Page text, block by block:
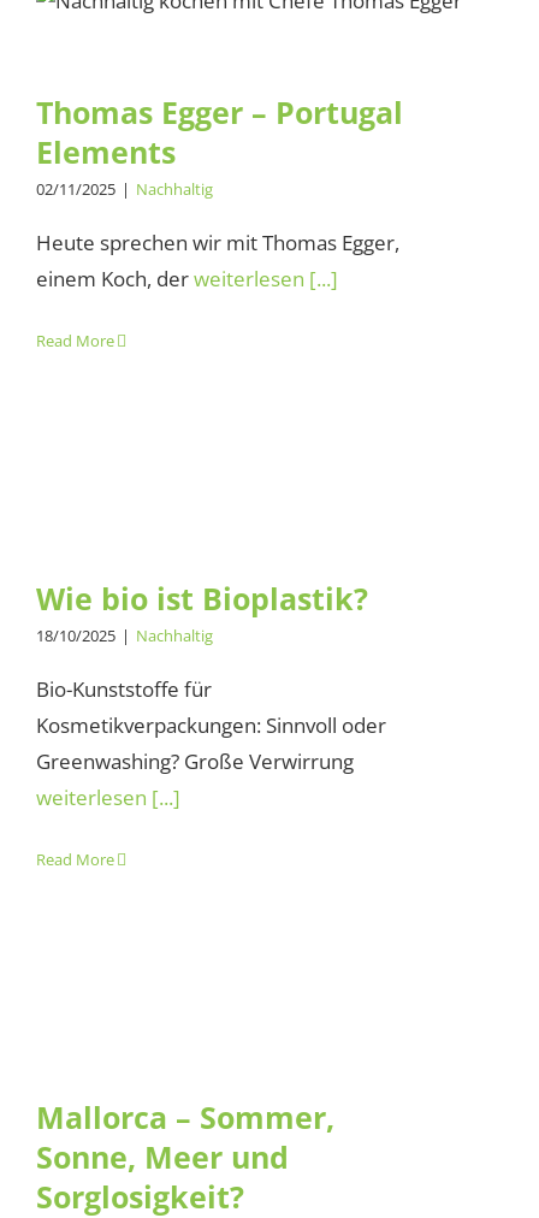
Thomas Egger – Portugal
Elements
02/11/2025 | Nachhaltig
Heute sprechen wir mit Thomas Egger,
einem Koch, derweiterlesen [...]
Read More
Wie bio ist Bioplastik?
18/10/2025 | Nachhaltig
Bio-Kunststoffe für
Kosmetikverpackungen: Sinnvoll oder
Greenwashing? Große Verwirrung
weiterlesen [...]
Read More
Mallorca – Sommer,
Sonne, Meer und
Sorglosigkeit?